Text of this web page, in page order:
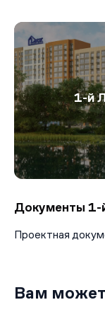
доступности
пересадками
1-й
Документы 1-
Проектная
Вам